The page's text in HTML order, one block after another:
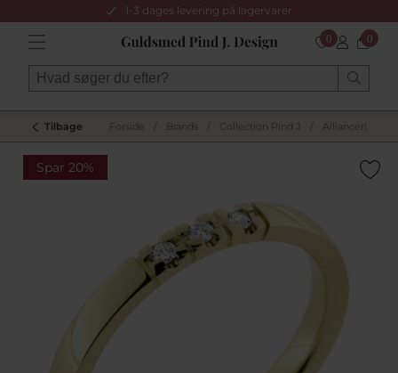
1-3 dages levering på lagervarer
0 0
Tilbage Forside Brands Collection Pind J Allianceringe
Spar 20%